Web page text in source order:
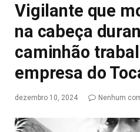
Vigilante que
na cabeça
caminhão
empresa do
dezembro 10, 2024 Nenhum